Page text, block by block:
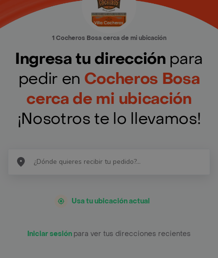
1 Cocheros Bosa cerca de mi ubicación
Ingresa tu dirección para
pedir en Cocheros Bosa
cerca de mi ubicación
¡Nosotros te lo llevamos!
Usa tu ubicación actual
Iniciar sesión para ver tus direcciones recientes